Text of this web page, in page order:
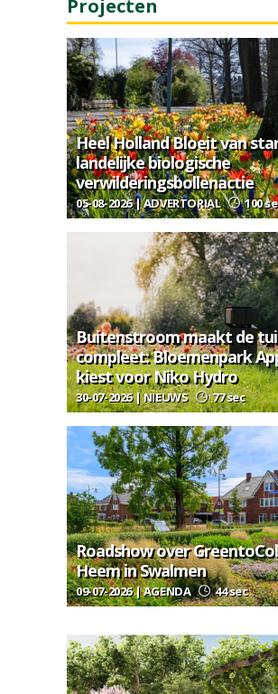
Projecten
Heel Holland Bloeit van
landelijke biologische
verwilderingsbollenactie
05-08-2026 | ADVERTORIAL 100
Buitenstroom maakt de
compleet: Bloemenpark
kiest voor Niko Hydro
30-07-2026 | NIEUWS 77 sec
Roadshow over
Heem in Swalmen
09-07-2026 | AGENDA 44 sec